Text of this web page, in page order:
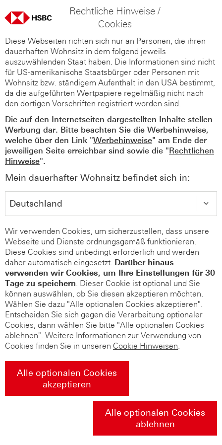
Rechtliche Hinweise /
Cookies
Diese Webseiten richten sich nur an Personen, die ihren
dauerhaften Wohnsitz in dem folgend jeweils
auszuwählenden Staat haben. Die Informationen sind nicht
für US-amerikanische Staatsbürger oder Personen mit
Wohnsitz bzw. ständigem Aufenthalt in den USA bestimmt,
da die aufgeführten Wertpapiere regelmäßig nicht nach
den dortigen Vorschriften registriert worden sind.
Die auf den Internetseiten dargestellten Inhalte stellen
Werbung dar. Bitte beachten Sie die Werbehinweise,
welche über den Link "Werbehinweise" am Ende der
jeweiligen Seite erreichbar sind sowie die "Rechtlichen
Hinweise".
Mein dauerhafter Wohnsitz befindet sich in:
Wir verwenden Cookies, um sicherzustellen, dass unsere
Webseite und Dienste ordnungsgemäß funktionieren.
Diese Cookies sind unbedingt erforderlich und werden
daher automatisch eingesetzt. Darüber hinaus
verwenden wir Cookies, um Ihre Einstellungen für 30
Tage zu speichern. Dieser Cookie ist optional und Sie
können auswählen, ob Sie diesen akzeptieren möchten.
Wählen Sie dazu "Alle optionalen Cookies akzeptieren".
Entscheiden Sie sich gegen die Verarbeitung optionaler
Cookies, dann wählen Sie bitte "Alle optionalen Cookies
ablehnen". Weitere Informationen zur Verwendung von
Cookies finden Sie in unseren Cookie Hinweisen.
Alle optionalen Cookies
akzeptieren
Alle optionalen Cookies
ablehnen